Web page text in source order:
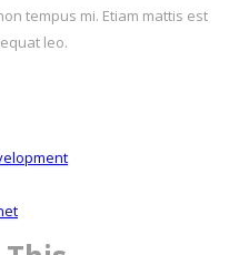
tempus mi. Etiam mattis est
leo.